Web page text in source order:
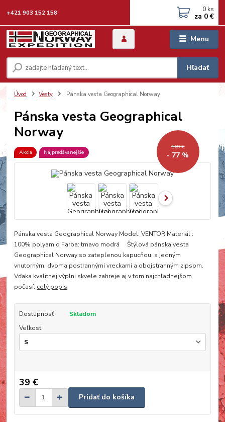
Menu
Hľadať
+421 903 152 158 0 ks
za 0 €
Úvod Vesty Pánska vesta Geographical Norway
Pánska vesta Geographical
Norway
Akcia Najpredávanejšie
169 €
- 77 %
Pánska vesta Geographical Norway Model: VENTOR Materiál :
100% polyamid Farba: tmavo modrá Štýlová pánska vesta
Geographical Norway so zateplenou kapucňou, s jedným
vnutorným, dvoma postrannými vreckami a obojstranným zipsom.
Vďaka kvalitnej výplni skvele zahreje aj v tom najchladnejšom
počasí. celý popis
Dostupnosť
Skladom
Veľkosť
39 €
Pridať do košíka